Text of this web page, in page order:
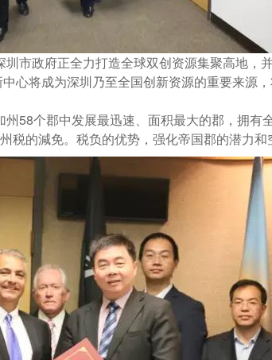
市政府正全力打造全球双创资源集聚高地，
心将成为深圳乃至全国创新资源的重要来源
58个郡中发展最迅速、面积最大的郡，拥有
税的減免。税负的优势，强化帝国郡的潜力和